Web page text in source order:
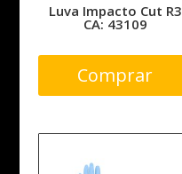
Luva Impacto Cut R3
CA: 43109
Comprar